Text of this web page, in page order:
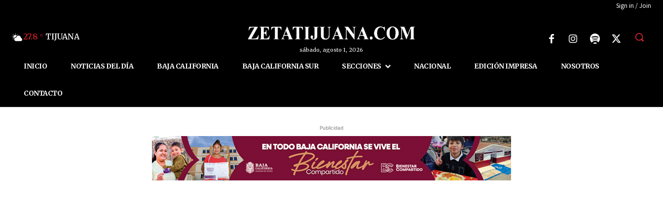
Sign in / Join
27.8 C TIJUANA
sábado, agosto 1, 2026
INICIO NOTICIAS DEL DÍA BAJA CALIFORNIA BAJA CALIFORNIA SUR SECCIONES NACIONAL EDICIÓN IMPRESA NOSOTROS
CONTACTO
Publicidad